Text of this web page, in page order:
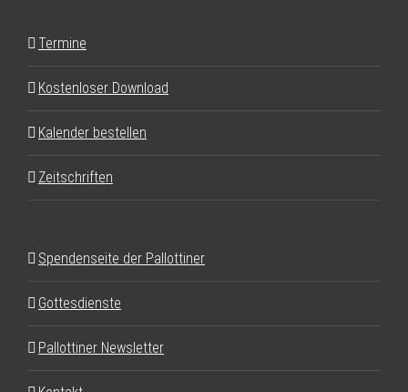
Termine
Kostenloser Download
Kalender bestellen
Zeitschriften
Spendenseite der Pallottiner
Gottesdienste
Pallottiner Newsletter